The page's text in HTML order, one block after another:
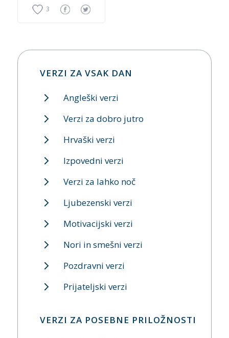
3
VERZI ZA VSAK DAN
Angleški verzi
Verzi za dobro jutro
Hrvaški verzi
Izpovedni verzi
Verzi za lahko noč
Ljubezenski verzi
Motivacijski verzi
Nori in smešni verzi
Pozdravni verzi
Prijateljski verzi
VERZI ZA POSEBNE PRILOŽNOSTI